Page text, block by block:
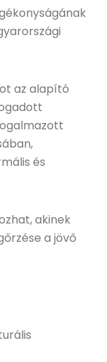
az alapító
és
akinek
a jövő